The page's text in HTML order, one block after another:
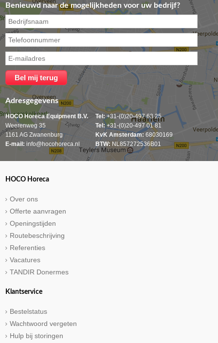
Benieuwd naar de mogelijkheden voor uw bedrijf?
Adresgegevens
HOCO Horeca Equipment B.V.
Weerenweg 35
1161 AG Zwanenburg
E-mail: info@hocohoreca.nl
Tel:+31-(0)20-497 63 25
Tel:+31-(0)20-497 01 81
KvK Amsterdam: 68030169
BTW: NL857272536B01
HOCO Horeca
Over ons
Offerte aanvragen
Openingstijden
Routebeschrijving
Referenties
Vacatures
TANDIR Donermes
Klantservice
Bestelstatus
Wachtwoord vergeten
Hulp bij storingen